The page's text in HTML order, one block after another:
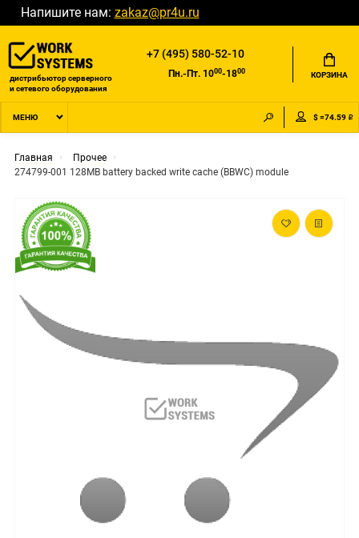
Напишите нам: zakaz@pr4u.ru
дистрибьютор серверного
и сетевого оборудования
+7 (495) 580-52-10
Пн.-Пт. 1000-1800 КОРЗИНА
МЕНЮ $ =74.59 ₽
Главная
Прочее
274799-001 128MB battery backed write cache (BBWC) module